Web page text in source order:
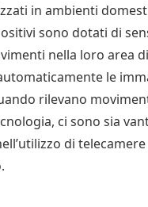
in ambienti
sono dotati di
nella loro area
le
rilevano
ci sono sia
di